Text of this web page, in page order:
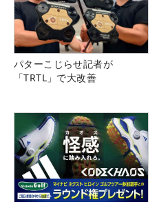
パターこじらせ記者が
「TRTL」で大改善